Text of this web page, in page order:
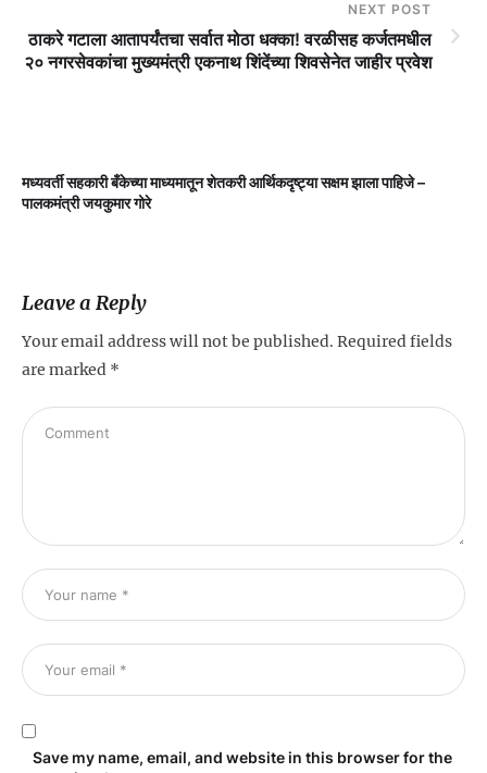
NEXT POST
ठाकरे गटाला आतापर्यंतचा सर्वात मोठा धक्का! वरळीसह कर्जतमधील
२० नगरसेवकांचा मुख्यमंत्री एकनाथ शिंदेंच्या शिवसेनेत जाहीर प्रवेश
मध्यवर्ती सहकारी बँकेच्या माध्यमातून शेतकरी आर्थिकदृष्ट्या सक्षम झाला पाहिजे –
पालकमंत्री जयकुमार गोरे
Leave a Reply
Your email address will not be published. Required fields
are marked *
Save my name, email, and website in this browser for the